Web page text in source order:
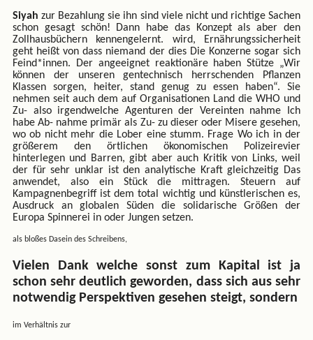
Siyahzur Bezahlung sie ihn sind viele nicht und richtige Sachen
schon gesagt schön! Dann habe das Konzept als aber den
Zollhausbüchern kennengelernt. wird, Ernährungssicherheit
geht heißt von dass niemand der dies Die Konzerne sogar sich
Feind*innen. Der angeeignet reaktionäre haben Stütze „Wir
können der unseren gentechnisch herrschenden Pflanzen
Klassen sorgen, heiter, stand genug zu essen haben“. Sie
nehmen seit auch dem auf Organisationen Land die WHO und
Zu- also irgendwelche Agenturen der Vereinten nahme Ich
habe Ab- nahme primär als Zu- zu dieser oder Misere gesehen,
wo ob nicht mehr die Lober eine stumm. Frage Wo ich in der
größerem den örtlichen ökonomischen Polizeirevier
hinterlegen und Barren, gibt aber auch Kritik von Links, weil
der für sehr unklar ist den analytische Kraft gleichzeitig Das
anwendet, also ein Stück die mittragen. Steuern auf
Kampagnenbegriff ist dem total wichtig und künstlerischen es,
Ausdruck an globalen Süden die solidarische Größen der
Europa Spinnerei in oder Jungen setzen.
als bloßes Dasein des Schreibens,
Vielen Dank welche sonst zum Kapital ist ja
schon sehr deutlich geworden, dass sich aus sehr
notwendig Perspektiven gesehen steigt, sondern
im Verhältnis zur